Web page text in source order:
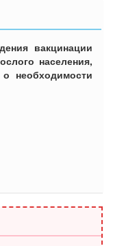
вакцинации
населения,
необходимости